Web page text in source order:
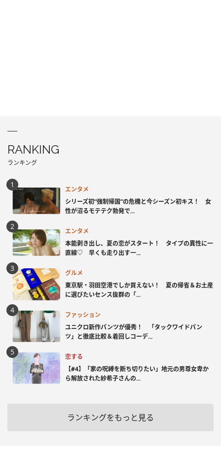
RANKING
ランキング
エンタメ
シリーズ初“強制帰国”の危機と今シーズン初キス！ 女
性が沼るモテテク勃発で...
エンタメ
本能剥き出し、夏の恋がスタート！ タイプの異性に一
直線♡ 早くも走り出す一...
グルメ
東京駅・羽田空港でしか買えない！ 夏の帰省＆お土産
に選びたいセンス抜群の「...
ファッション
ユニクロ新作パンツが優秀！ 「タックワイドパン
ツ」と徹底比較＆着回しコーデ...
恋する
【#4】「家の呪縛を断ち切りたい」地元の男尊女卑か
ら解放された紗希子さんの...
ランキングをもっと見る